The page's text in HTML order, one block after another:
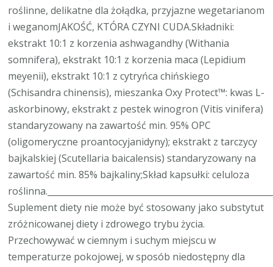
roślinne, delikatne dla żołądka, przyjazne wegetarianom
i weganomJAKOŚĆ, KTÓRA CZYNI CUDA.Składniki:
ekstrakt 10:1 z korzenia ashwagandhy (Withania
somnifera), ekstrakt 10:1 z korzenia maca (Lepidium
meyenii), ekstrakt 10:1 z cytryńca chińskiego
(Schisandra chinensis), mieszanka Oxy Protect™: kwas L-
askorbinowy, ekstrakt z pestek winogron (Vitis vinifera)
standaryzowany na zawartość min. 95% OPC
(oligomeryczne proantocyjanidyny); ekstrakt z tarczycy
bajkalskiej (Scutellaria baicalensis) standaryzowany na
zawartość min. 85% bajkaliny;Skład kapsułki: celuloza
Suplement diety nie może być stosowany jako substytut
zróżnicowanej diety i zdrowego trybu życia.
Przechowywać w ciemnym i suchym miejscu w
temperaturze pokojowej, w sposób niedostępny dla